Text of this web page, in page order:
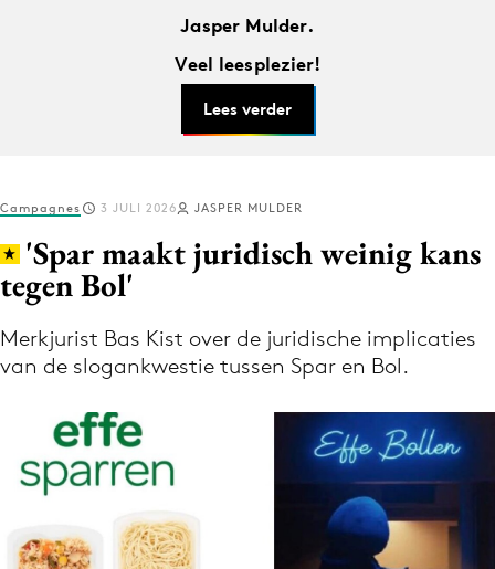
Download de app
Volg het laatste nieuws via de Adformatie
Nieuws app
Menu
Home
9 sept: GenAI-training
12 nov: MarketingLive!
Adverteren
Events
Vacatures
Jasper Mulder.
Veel leesplezier!
Lees verder
Campagnes 3 JULI 2026 JASPER MULDER
'Spar maakt juridisch weinig kans
tegen Bol'
Merkjurist Bas Kist over de juridische implicaties
van de slogankwestie tussen Spar en Bol.